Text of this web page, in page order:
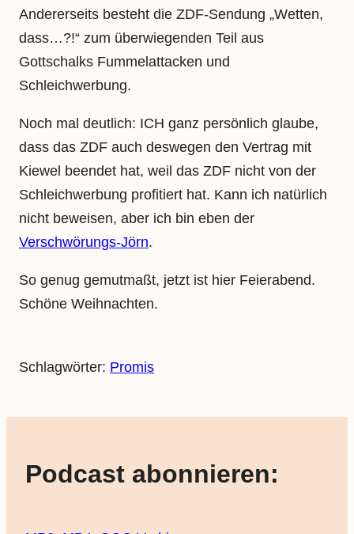
Andererseits besteht die ZDF-Sendung „Wetten,
dass…?!“ zum überwiegenden Teil aus
Gottschalks Fummelattacken und
Schleichwerbung.
Noch mal deutlich: ICH ganz persönlich glaube,
dass das ZDF auch deswegen den Vertrag mit
Kiewel beendet hat, weil das ZDF nicht von der
Schleichwerbung profitiert hat. Kann ich natürlich
nicht beweisen, aber ich bin eben der
Verschwörungs-Jörn.
So genug gemutmaßt, jetzt ist hier Feierabend.
Schöne Weihnachten.
Schlagwörter: Promis
Podcast abonnieren: